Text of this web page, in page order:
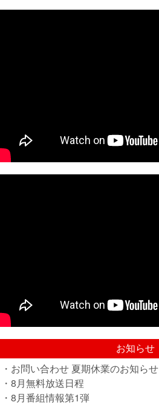
お知らせ
・お問い合わせ 夏期休業のお知らせ
・8月無料放送日程
・8月番組情報第1弾